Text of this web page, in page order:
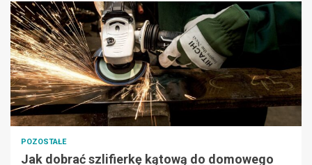
POZOSTAŁE
Jak dobrać szlifierkę kątową do domowego